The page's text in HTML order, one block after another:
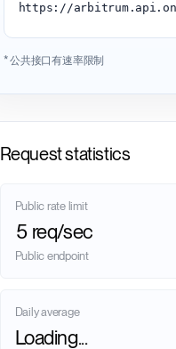
* 公共接口有速率限制
Request statistics
Public rate limit
5 req/sec
Public endpoint
Daily average
Loading...